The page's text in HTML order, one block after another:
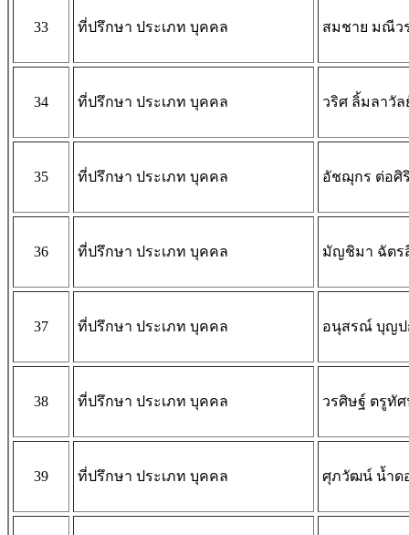
33 ที่ปรึกษา ประเภท บุคคล สมชาย มณีว
34 ที่ปรึกษา ประเภท บุคคล วริศ ลิ้มลาวัล
35 ที่ปรึกษา ประเภท บุคคล อัชฌุกร ต่อศิ
36 ที่ปรึกษา ประเภท บุคคล มัญชิมา ฉัตร
37 ที่ปรึกษา ประเภท บุคคล อนุสรณ์ บุญป
38 ที่ปรึกษา ประเภท บุคคล วรศิษฐ์ ตรูทั
39 ที่ปรึกษา ประเภท บุคคล ศุภวัฒน์ น้ำด